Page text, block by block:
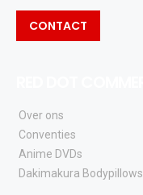
CONTACT
Over ons
Conventies
Anime DVDs
Dakimakura Bodypillows